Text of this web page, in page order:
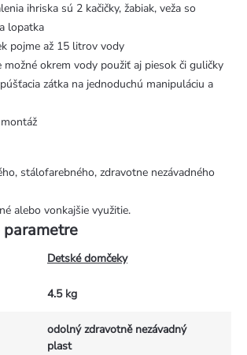
ihriska sú 2 kačičky, žabiak, veža so
lopatka
pojme až 15 litrov vody
možné okrem vody použiť aj piesok či guličky
zátka na jednoduchú manipuláciu a
stálofarebného, zdravotne nezávadného
alebo vonkajšie využitie.
Detské domčeky
4.5 kg
odolný zdravotně nezávadný
plast